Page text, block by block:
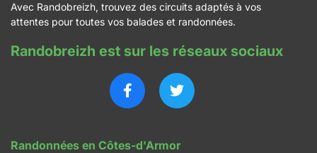
Avec Randobreizh, trouvez des circuits adaptés à vos
attentes pour toutes vos balades et randonnées.
Randobreizh est sur les réseaux sociaux
Randonnées en Côtes-d'Armor